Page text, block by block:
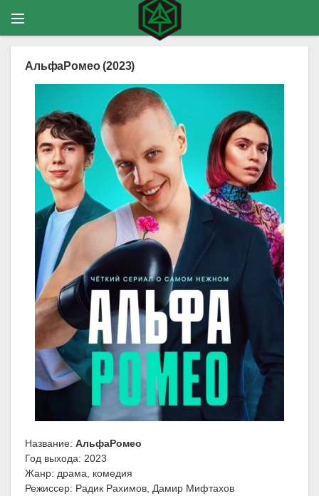
АльфаРомео (2023)
Название: АльфаРомео
Год выхода: 2023
Жанр: драма, комедия
Режиссер: Радик Рахимов, Дамир Мифтахов